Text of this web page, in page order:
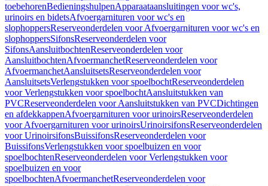
toebehorenBedieningshulpenApparaataansluitingen voor wc's,
urinoirs en bidetsAfvoergarnituren voor wc's en
slophoppersReserveonderdelen voor Afvoergarnituren voor wc's en
slophoppersSifonsReserveonderdelen voor
SifonsAansluitbochtenReserveonderdelen voor
AansluitbochtenAfvoermanchetReserveonderdelen voor
AfvoermanchetAansluitsetsReserveonderdelen voor
AansluitsetsVerlengstukken voor spoelbochtReserveonderdelen
voor Verlengstukken voor spoelbochtAansluitstukken van
PVCReserveonderdelen voor Aansluitstukken van PVCDichtingen
en afdekkappenAfvoergarnituren voor urinoirsReserveonderdelen
voor Afvoergarnituren voor urinoirsUrinoirsifonsReserveonderdelen
voor UrinoirsifonsBuissifonsReserveonderdelen voor
BuissifonsVerlengstukken voor spoelbuizen en voor
spoelbochtenReserveonderdelen voor Verlengstukken voor
spoelbuizen en voor
spoelbochtenAfvoermanchetReserveonderdelen voor